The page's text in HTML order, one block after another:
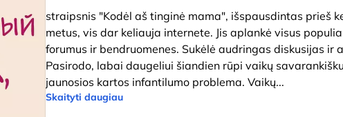
straipsnis "Kodėl aš tinginė mama", išspausdintas prieš
metus, vis dar keliauja internete. Jis aplankė visus
forumus ir bendruomenes. Sukėlė audringas diskusijas ir
Pasirodo, labai daugeliui šiandien rūpi vaikų
jaunosios kartos infantilumo problema. Vaikų...
Skaityti daugiau